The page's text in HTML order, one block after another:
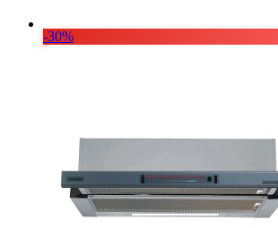
-30%